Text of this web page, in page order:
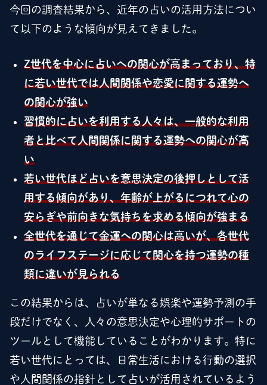
今回の調査結果から、近年の占いの活用方法につい
て以下のような傾向が見えてきました。
Z世代を中心に占いへの関心が高まっており、特
に若い世代では人間関係や恋愛に関する運勢へ
の関心が強い
習慣的に占いを利用する人々は、一般的な利用
者と比べて人間関係に関する運勢への関心が高
い
若い世代ほど占いを意思決定の後押しとして活
用する傾向があり、年齢が上がるにつれて心の
安らぎや前向きな気持ちを求める傾向が強まる
全世代を通じて金運への関心は高いが、各世代
のライフステージに応じて関心を持つ運勢の種
類に違いが見られる
この結果からは、占いが単なる娯楽や運勢予測の手
段だけでなく、人々の意思決定や心理的サポートの
ツールとして機能していることがわかります。特に
若い世代にとっては、日常生活における行動の選択
や人間関係の指針として占いが活用されているよう